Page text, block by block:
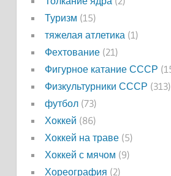
Туризм (15)
тяжелая атлетика(1)
Фехтование(21)
Фигурное катание СССР
Физкультурники СССР (313)
футбол(73)
Хоккей (86)
Хоккей на траве(5)
Хоккей с мячом (9)
Хореография (2)